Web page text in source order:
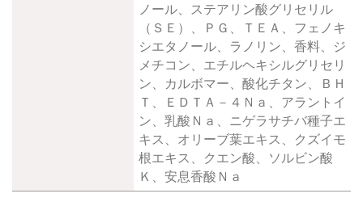
ノール、ステアリン酸グリセリル
（ＳＥ）、ＰＧ、ＴＥＡ、フェノキ
シエタノール、ラノリン、香料、ジ
メチコン、エチルヘキシルグリセリ
ン、カルボマー、酸化チタン、ＢＨ
Ｔ、ＥＤＴＡ－４Ｎａ、アラントイ
ン、乳酸Ｎａ、ニゲラサチバ種子エ
キス、オリーブ葉エキス、クズイモ
根エキス、クエン酸、ソルビン酸
Ｋ、安息香酸Ｎａ